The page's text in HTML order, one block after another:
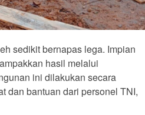
sedikit bernapas lega. Impian
hasil melalui
ini dilakukan secara
dan bantuan dari personel TNI,